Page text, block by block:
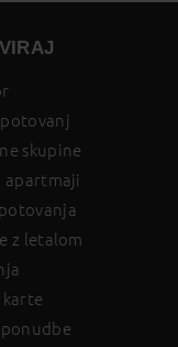
skupine
apartmaji
z letalom
karte
ponudbe